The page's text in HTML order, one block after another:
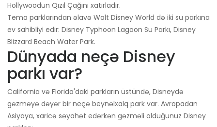
Hollywoodun Qızıl Çağını xatırladır.
Tema parklarından əlavə Walt Disney World də iki su parkına
ev sahibliyi edir: Disney Typhoon Lagoon Su Parkı, Disney
Blizzard Beach Water Park.
Dünyada neçə Disney
parkı var?
California və Florida'daki parkların üstündə, Disneydə
gəzməyə dəyər bir neçə beynəlxalq park var. Avropadan
Asiyaya, xaricə səyahət edərkən gəzməli olduğunuz Disney